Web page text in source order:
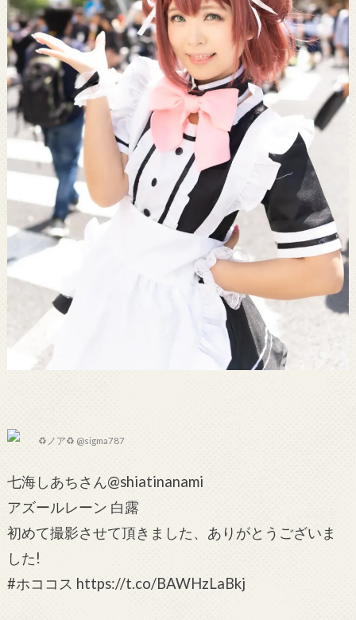
♻ノア♻ @sigma787
七海しあちさん@shiatinanami
アズールレーン 白露
初めて撮影させて頂きました、ありがとうございま
した!
#ホココス https://t.co/BAWHzLaBkj